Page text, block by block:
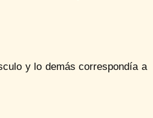
y lo demás correspondía a